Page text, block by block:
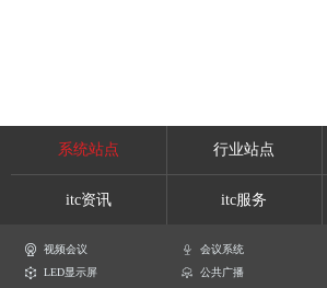
系统站点 行业站点
itc资讯 itc服务
视频会议 会议系统
LED显示屏
公共广播